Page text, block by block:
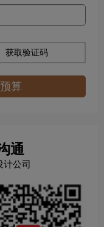
获取验证码
算
通
计公司